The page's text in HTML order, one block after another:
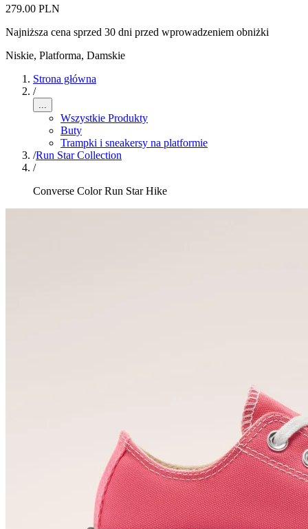
279.00 PLN
Najniższa cena sprzed 30 dni przed wprowadzeniem obniżki
Niskie, Platforma, Damskie
Strona główna
/
...
Wszystkie Produkty
Buty
Trampki i sneakersy na platformie
/Run Star Collection
/
Converse Color Run Star Hike